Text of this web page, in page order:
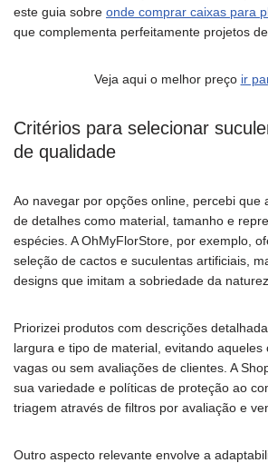
este guia sobre onde comprar caixas para
que complementa perfeitamente projetos
Veja aqui o melhor preço ir
Critérios para selecionar
de qualidade
Ao navegar por opções online, percebi que
de detalhes como material, tamanho e
espécies. A OhMyFlorStore, por exemplo,
seleção de cactos e suculentas artificiais,
designs que imitam a sobriedade da
Priorizei produtos com descrições
largura e tipo de material, evitando aqueles
vagas ou sem avaliações de clientes. A
sua variedade e políticas de proteção ao
triagem através de filtros por avaliação e
Outro aspecto relevante envolve a